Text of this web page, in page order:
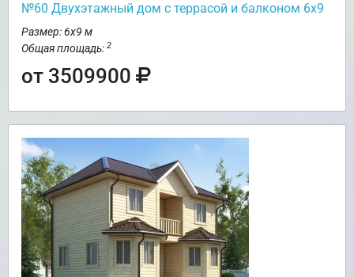
№60 Двухэтажный дом с террасой и балконом 6х9
Размер: 6х9 м
Общая площадь: 2
от 3509900